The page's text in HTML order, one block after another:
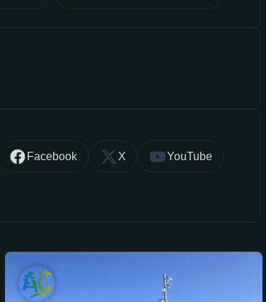
Facebook X YouTube